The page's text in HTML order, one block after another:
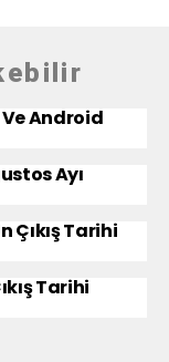
Android
Ayı
Çıkış Tarihi
Tarihi